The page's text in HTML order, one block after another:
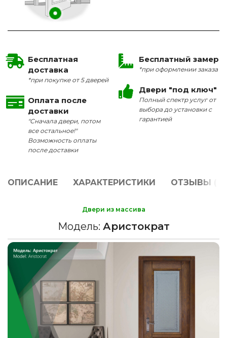
Бесплатная
доставка
*при покупке от 5 дверей
Оплата после
доставки
"Сначала двери, потом
все остальное!"
Возможность оплаты
после доставки
Бесплатный замер
*при оформлении заказа
Двери "под ключ"
Полный спектр услуг от
выбора до установки с
гарантией
ОПИСАНИЕ ХАРАКТЕРИСТИКИ ОТЗЫВЫ (0)
Двери из массива
Модель: Аристократ